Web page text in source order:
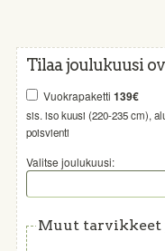
Tilaa joulukuusi
Vuokrapaketti 139€
sis. iso kuusi (220-235 cm),
poisvienti
Valitse joulukuusi:
Muut tarvikkeet